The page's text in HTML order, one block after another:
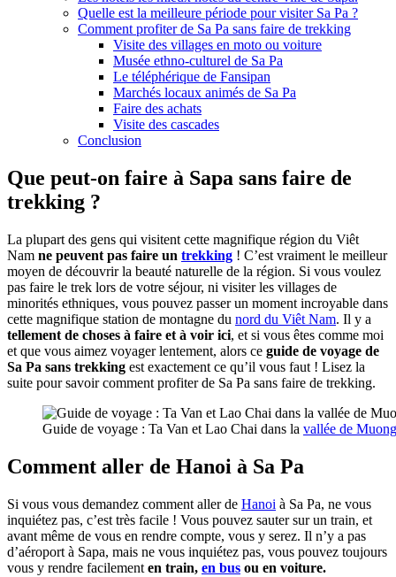
Quelle est la meilleure période pour visiter Sa Pa ?
Comment profiter de Sa Pa sans faire de trekking
Visite des villages en moto ou voiture
Musée ethno-culturel de Sa Pa
Le téléphérique de Fansipan
Marchés locaux animés de Sa Pa
Faire des achats
Visite des cascades
Conclusion
Que peut-on faire à Sapa sans faire de
trekking ?
La plupart des gens qui visitent cette magnifique région du Viêt
Nam ne peuvent pas faire un trekking ! C’est vraiment le meilleur
moyen de découvrir la beauté naturelle de la région. Si vous voulez
pas faire le trek lors de votre séjour, ni visiter les villages de
minorités ethniques, vous pouvez passer un moment incroyable dans
cette magnifique station de montagne du nord du Viêt Nam. Il y a
tellement de choses à faire et à voir ici, et si vous êtes comme moi
et que vous aimez voyager lentement, alors ce guide de voyage de
Sa Pa sans trekking est exactement ce qu’il vous faut ! Lisez la
suite pour savoir comment profiter de Sa Pa sans faire de trekking.
Guide de voyage : Ta Van et Lao Chai dans la vallée de
Comment aller de Hanoi à Sa Pa
Si vous vous demandez comment aller de Hanoi à Sa Pa, ne vous
inquiétez pas, c’est très facile ! Vous pouvez sauter sur un train, et
avant même de vous en rendre compte, vous y serez. Il n’y a pas
d’aéroport à Sapa, mais ne vous inquiétez pas, vous pouvez toujours
vous y rendre facilement en train, en bus ou en voiture.